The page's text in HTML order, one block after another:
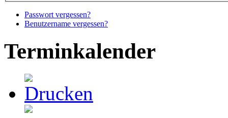
Passwort vergessen?
Benutzername vergessen?
Terminkalender